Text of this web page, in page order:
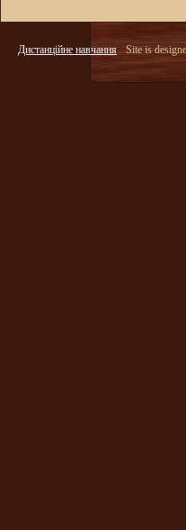
Дистанційне навчання Site is